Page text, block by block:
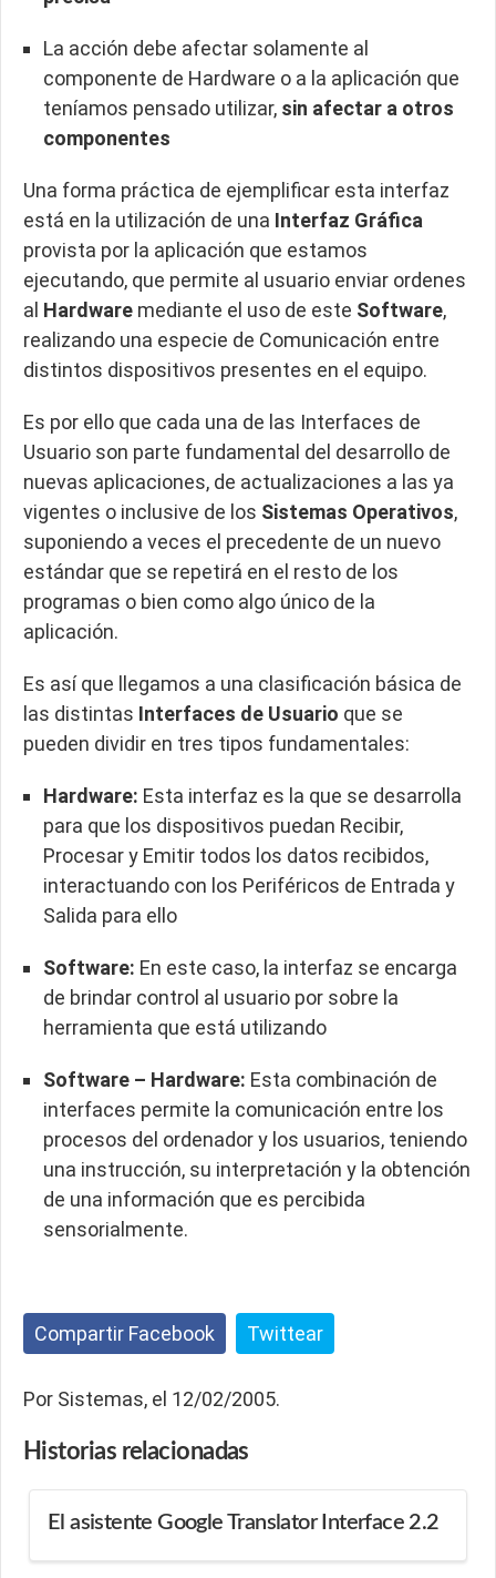
La acción debe afectar solamente al
componente de Hardware o a la aplicación que
teníamos pensado utilizar, sin afectar a otros
componentes
Una forma práctica de ejemplificar esta interfaz
está en la utilización de una Interfaz Gráfica
provista por la aplicación que estamos
ejecutando, que permite al usuario enviar ordenes
al Hardware mediante el uso de este Software,
realizando una especie de Comunicación entre
distintos dispositivos presentes en el equipo.
Es por ello que cada una de las Interfaces de
Usuario son parte fundamental del desarrollo de
nuevas aplicaciones, de actualizaciones a las ya
vigentes o inclusive de los Sistemas Operativos,
suponiendo a veces el precedente de un nuevo
estándar que se repetirá en el resto de los
programas o bien como algo único de la
aplicación.
Es así que llegamos a una clasificación básica de
las distintas Interfaces de Usuario que se
pueden dividir en tres tipos fundamentales:
Hardware: Esta interfaz es la que se desarrolla
para que los dispositivos puedan Recibir,
Procesar y Emitir todos los datos recibidos,
interactuando con los Periféricos de Entrada y
Salida para ello
Software: En este caso, la interfaz se encarga
de brindar control al usuario por sobre la
herramienta que está utilizando
Software – Hardware: Esta combinación de
interfaces permite la comunicación entre los
procesos del ordenador y los usuarios, teniendo
una instrucción, su interpretación y la obtención
de una información que es percibida
sensorialmente.
Compartir Facebook Twittear
Por Sistemas, el 12/02/2005.
Historias relacionadas
El asistente Google Translator Interface 2.2